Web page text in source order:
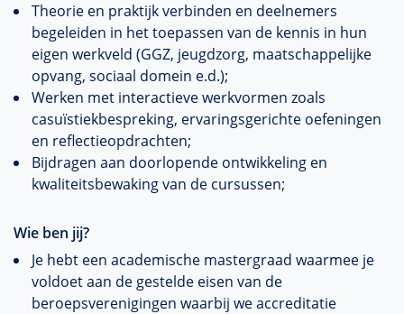
Theorie en praktijk verbinden en deelnemers
begeleiden in het toepassen van de kennis in hun
eigen werkveld (GGZ, jeugdzorg, maatschappelijke
opvang, sociaal domein e.d.);
Werken met interactieve werkvormen zoals
casuïstiekbespreking, ervaringsgerichte oefeningen
en reflectieopdrachten;
Bijdragen aan doorlopende ontwikkeling en
kwaliteitsbewaking van de cursussen;
Wie ben jij?
Je hebt een academische mastergraad waarmee je
voldoet aan de gestelde eisen van de
beroepsverenigingen waarbij we accreditatie